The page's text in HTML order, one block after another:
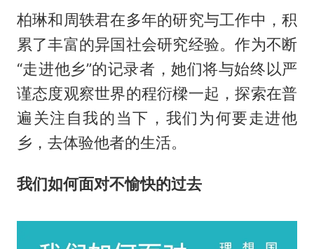
柏琳和周轶君在多年的研究与工作中，积
累了丰富的异国社会研究经验。作为不断
“走进他乡”的记录者，她们将与始终以严
谨态度观察世界的程衍樑一起，探索在普
遍关注自我的当下，我们为何要走进他
乡，去体验他者的生活。
我们如何面对不愉快的过去